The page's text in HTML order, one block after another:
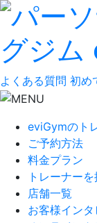
よくある質問 初め
eviGymのト
ご予約方法
料金プラン
トレーナー
店舗一覧
お客様インタ